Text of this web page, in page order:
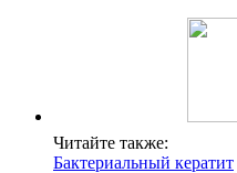
Читайте также:
Бактериальный кератит